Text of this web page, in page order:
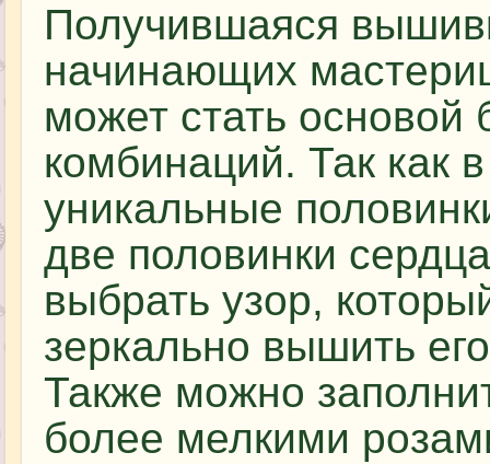
Получившаяся
начинающих
может стать основой
комбинаций. Так как
уникальные
две половинки
выбрать узор,
зеркально вышить
Также можно
более мелкими